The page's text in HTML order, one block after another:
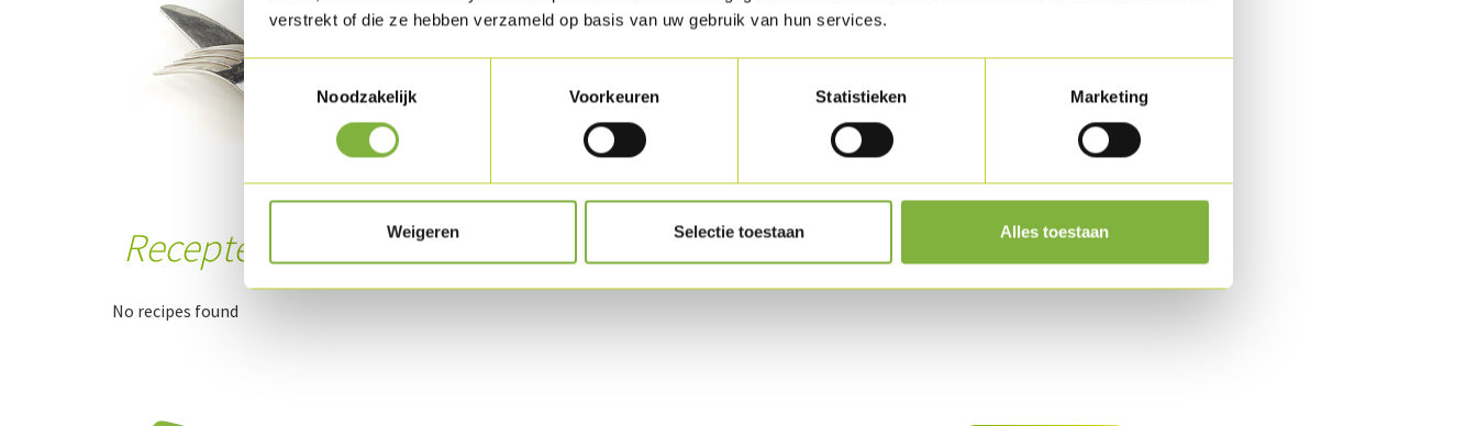
verstrekt of die ze hebben verzameld op basis van uw gebruik van hun services.
Toestemmingsselectie
Noodzakelijk
Voorkeuren Statistieken Marketing
Weigeren Selectie toestaan Alles toestaan
Recepten met dit product
No recipes found